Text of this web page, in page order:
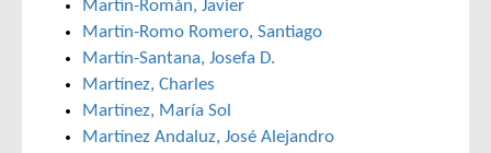
Martín-Román, Javier
Martín-Romo Romero, Santiago
Martín-Santana, Josefa D.
Martínez, Charles
Martínez, María Sol
Martínez Andaluz, José Alejandro